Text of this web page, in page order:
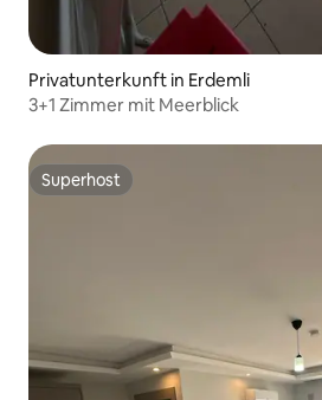
Privatunterkunft in Erdemli
3+1 Zimmer mit Meerblick
Superhost
Superhost